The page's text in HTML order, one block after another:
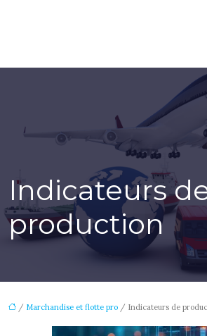
Indicateurs
production
/ Marchandise et flotte pro / Indicateurs de